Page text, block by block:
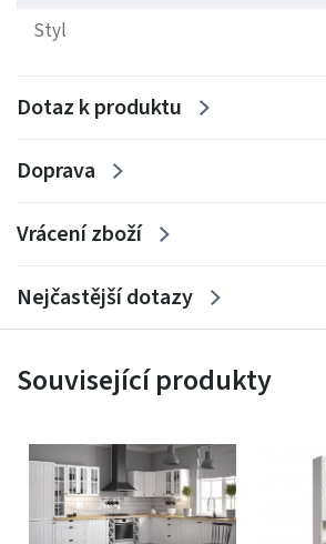
horní skříňky: G60, G40S-P, W20o, G40S-P
dolní skříňky: D60Z, D40S4, D20W, D40-P
Styl
Dotaz k produktu
Doprava
Vrácení zboží
Nejčastější dotazy
Související produkty